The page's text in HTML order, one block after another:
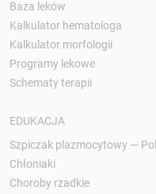
Baza leków
Kalkulator hematologa
Kalkulator morfologii
Programy lekowe
Schematy terapii
EDUKACJA
Szpiczak plazmocytowy —
Chłoniaki
Choroby rzadkie